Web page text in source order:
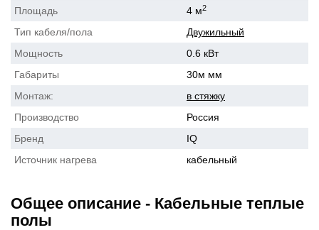
Площадь 4 м2
Тип кабеля/пола
Двужильный
Мощность
0.6 кВт
Габариты
30м мм
Монтаж:
в стяжку
Производство
Россия
Бренд
IQ
Источник нагрева
кабельный
Общее описание - Кабельные теплые
полы